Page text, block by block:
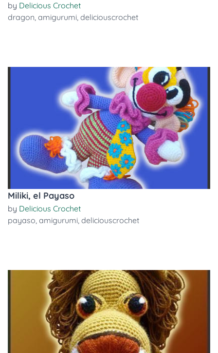
by Delicious Crochet
dragon, amigurumi, deliciouscrochet
Miliki, el Payaso
by Delicious Crochet
payaso, amigurumi, deliciouscrochet